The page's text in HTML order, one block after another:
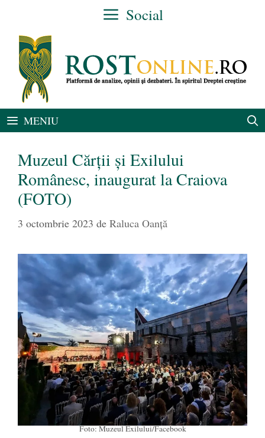
conținut
Social
MENIU
Muzeul Cărții și Exilului
Românesc, inaugurat la Craiova
(FOTO)
3 octombrie 2023 de Raluca Oanță
Foto: Muzeul Exilului/Facebook